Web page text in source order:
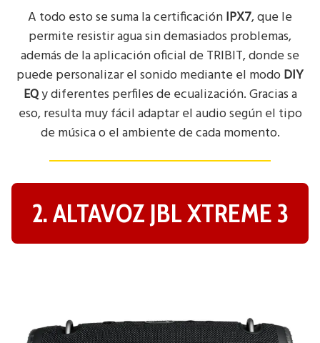
A todo esto se suma la certificaciónIPX7, que le
permite resistir agua sin demasiados problemas,
además de la aplicación oficial de TRIBIT, donde se
puede personalizar el sonido mediante el modoDIY
EQy diferentes perfiles de ecualización. Gracias a
eso, resulta muy fácil adaptar el audio según el tipo
de música o el ambiente de cada momento.
2. ALTAVOZ JBL XTREME 3